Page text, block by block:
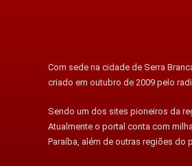
Com sede na cidade de Serra
criado em outubro de 2009 pelo
Sendo um dos sites pioneiros da
Atualmente o portal conta com
Paraíba, além de outras regiões do